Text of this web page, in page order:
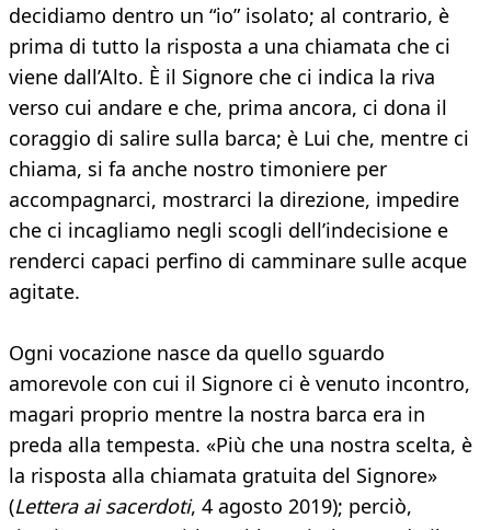
decidiamo dentro un “io” isolato; al contrario, è
prima di tutto la risposta a una chiamata che ci
viene dall’Alto. È il Signore che ci indica la riva
verso cui andare e che, prima ancora, ci dona il
coraggio di salire sulla barca; è Lui che, mentre ci
chiama, si fa anche nostro timoniere per
accompagnarci, mostrarci la direzione, impedire
che ci incagliamo negli scogli dell’indecisione e
renderci capaci perfino di camminare sulle acque
agitate.
Ogni vocazione nasce da quello sguardo
amorevole con cui il Signore ci è venuto incontro,
magari proprio mentre la nostra barca era in
preda alla tempesta. «Più che una nostra scelta, è
la risposta alla chiamata gratuita del Signore»
(Lettera ai sacerdoti, 4 agosto 2019); perciò,